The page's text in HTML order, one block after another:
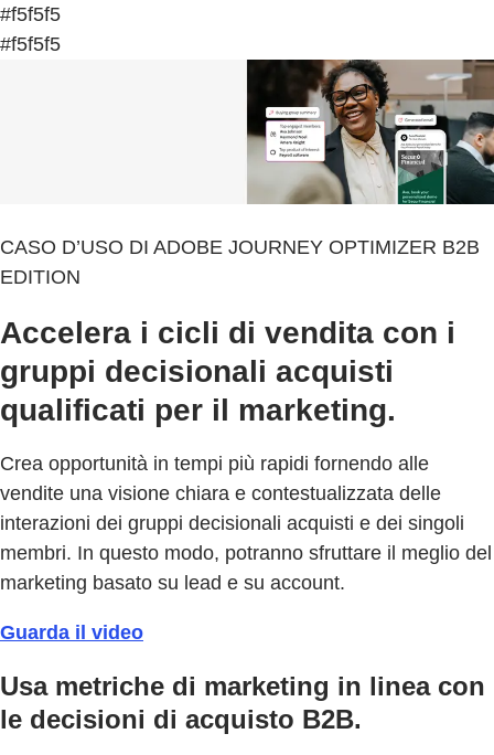
#f5f5f5
#f5f5f5
CASO D’USO DI ADOBE JOURNEY OPTIMIZER B2B
EDITION
Accelera i cicli di vendita con i
gruppi decisionali acquisti
qualificati per il marketing.
Crea opportunità in tempi più rapidi fornendo alle
vendite una visione chiara e contestualizzata delle
interazioni dei gruppi decisionali acquisti e dei singoli
membri. In questo modo, potranno sfruttare il meglio del
marketing basato su lead e su account.
Guarda il video
Usa metriche di marketing in linea con
le decisioni di acquisto B2B.